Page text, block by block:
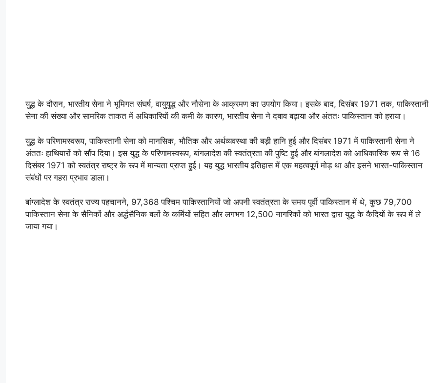
युद्ध के दौरान, भारतीय सेना ने भूमिगत संघर्ष, वायुयुद्ध और नौसेना के आक्रमण का उपयोग किया। इसके बाद, दिसंबर 1971 तक, पाकिस्तानी
सेना की संख्या और सामरिक ताकत में अधिकारियों की कमी के कारण, भारतीय सेना ने दबाव बढ़ाया और अंततः पाकिस्तान को हराया।
युद्ध के परिणामस्वरूप, पाकिस्तानी सेना को मानसिक, भौतिक और अर्थव्यवस्था की बड़ी हानि हुई और दिसंबर 1971 में पाकिस्तानी सेना ने
अंततः हाथियारों को सौंप दिया। इस युद्ध के परिणामस्वरूप, बांगलादेश की स्वतंत्रता की पुष्टि हुई और बांगलादेश को आधिकारिक रूप से 16
दिसंबर 1971 को स्वतंत्र राष्ट्र के रूप में मान्यता प्राप्त हुई। यह युद्ध भारतीय इतिहास में एक महत्वपूर्ण मोड़ था और इसने भारत-पाकिस्तान
संबंधों पर गहरा प्रभाव डाला।
बांग्लादेश के स्वतंत्र राज्य पहचानने, 97,368 पश्चिम पाकिस्तानियों जो अपनी स्वतंत्रता के समय पूर्वी पाकिस्तान में थे, कुछ 79,700
पाकिस्तान सेना के सैनिकों और अर्द्धसैनिक बलों के कर्मियों सहित और लगभग 12,500 नागरिकों को भारत द्वारा युद्ध के कैदियों के रूप में ले
जाया गया।